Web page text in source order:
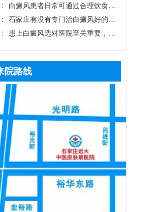
原。另外，医院治白癜风重视抗复发
治疗，通过巩固治疗、中医调理、定
期复查降低白斑反复发作的风险。
孩子日常护理保健，有利于降低白斑
几率。另外，如果孩子身上出现疑似
风的白斑，建议早做检查，分析是不
早期就医，早期白斑症状轻微，对症
、
白。对于发病较早期的白斑，病症较
或者白斑位于隐私、黏膜等部位，可
308准分子激光治疗，无痛无创，安
白斑区域色素脱失严重，病情稳定，
条件可进行手术治疗。另外，无论照
是手术，都需养成健康生活习惯，远
良因素
充黑色素，助力白斑恢复，可多吃富
氨酸、微量元素的食物，黑豆、黑
、蛋类、豆制品，能为黑色素合成提
料。饮食仅为辅助调理方式，无法根
癜风，患者想要白斑恢复健康，需坚
学治疗，308激光、311窄谱uvb、黑
种植等都是治疗白癜风效果很好的方
远大中医皮肤病医院是专攻白癜风诊
正规医院，深耕白斑诊疗多年，始终
专病专治原则，院内医师团队长期专
癜风临床诊疗，具备丰富实战经验，
过伍德灯、三维皮肤ct全面筛查病
结合患者白斑位置、发展时期、体质
一人一方对症施治，严格分期、分型
院路线